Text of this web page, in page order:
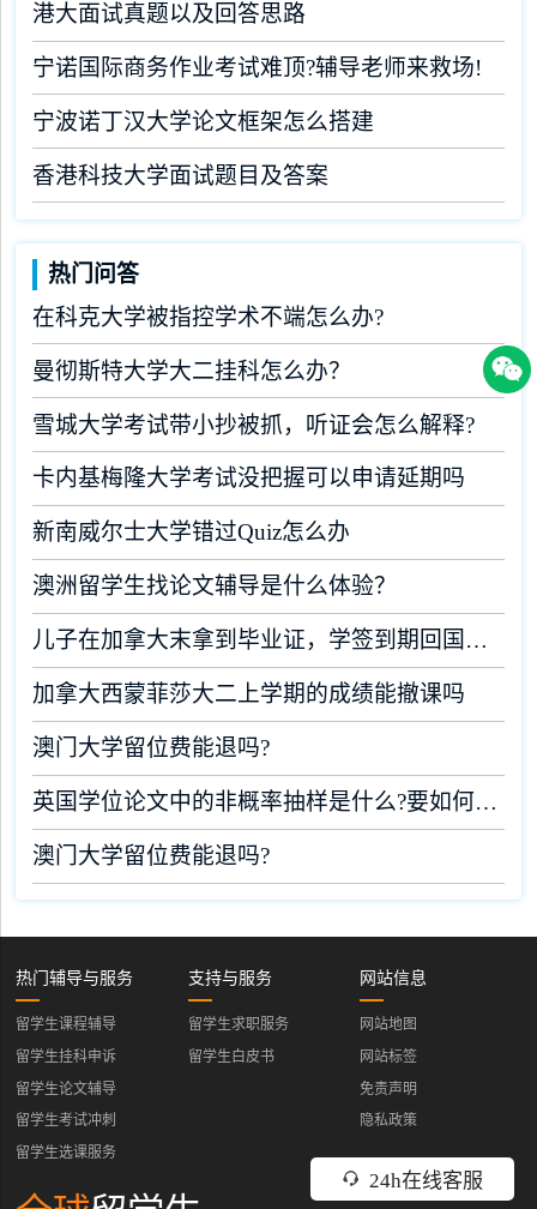
港大面试真题以及回答思路
宁诺国际商务作业考试难顶?辅导老师来救场!
宁波诺丁汉大学论文框架怎么搭建
香港科技大学面试题目及答案
热门问答
在科克大学被指控学术不端怎么办?
曼彻斯特大学大二挂科怎么办？
雪城大学考试带小抄被抓，听证会怎么解释?
卡内基梅隆大学考试没把握可以申请延期吗
新南威尔士大学错过Quiz怎么办
澳洲留学生找论文辅导是什么体验？
儿子在加拿大末拿到毕业证，学签到期回国了有办法补救吗
加拿大西蒙菲莎大二上学期的成绩能撤课吗
澳门大学留位费能退吗?
英国学位论文中的非概率抽样是什么?要如何完成?
澳门大学留位费能退吗?
24h在线客服
热门辅导与服务
留学生课程辅导
留学生挂科申诉
留学生论文辅导
留学生考试冲刺
留学生选课服务
支持与服务
留学生求职服务
留学生白皮书
网站信息
网站地图
网站标签
免责声明
隐私政策